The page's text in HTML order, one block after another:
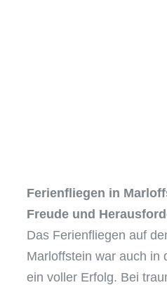
Ferienfliegen in
Freude und
Das Ferienfliegen auf
Marloffstein war auch in
ein voller Erfolg. Bei